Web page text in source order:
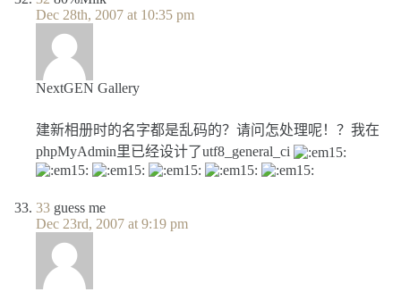
Dec 28th, 2007 at 10:35 pm
NextGEN Gallery
建新相册时的名字都是乱码的？请问怎处理呢！？我在
phpMyAdmin里已经设计了utf8_general_ci
33 guess me
Dec 23rd, 2007 at 9:19 pm